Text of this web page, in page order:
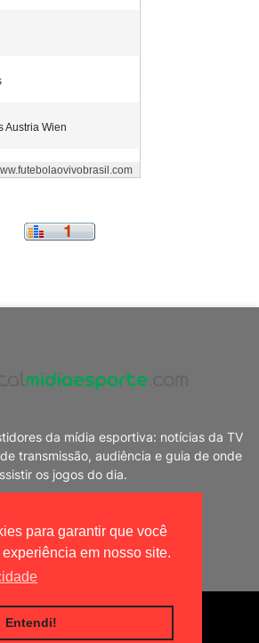
para garantir que você
em nosso site.
Entendi!
da mídia esportiva: notícias da TV
transmissão, audiência e guia de onde
os jogos do dia.
|